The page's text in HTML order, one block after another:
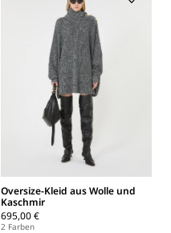
Oversize-Kleid aus Wolle und
Kaschmir
695,00 €
2 Farben